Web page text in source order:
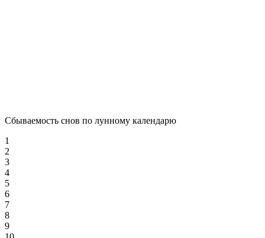
Сбываемость снов по лунному календарю
1
2
3
4
5
6
7
8
9